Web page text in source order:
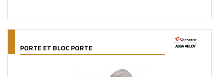
PORTE ET BLOC PORTE